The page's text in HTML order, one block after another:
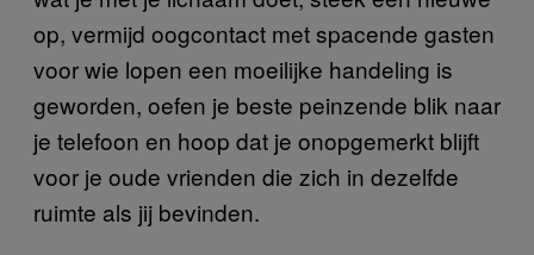
op, vermijd oogcontact met spacende gasten
voor wie lopen een moeilijke handeling is
geworden, oefen je beste peinzende blik naar
je telefoon en hoop dat je onopgemerkt blijft
voor je oude vrienden die zich in dezelfde
ruimte als jij bevinden.